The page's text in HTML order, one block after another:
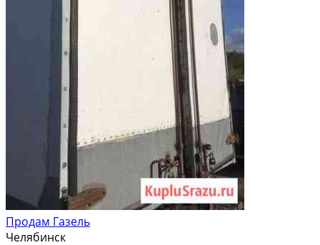
Продам Газель
Челябинск